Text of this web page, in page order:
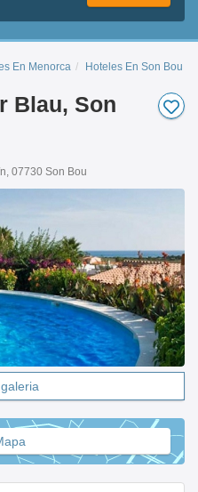
En Menorca Hoteles En Son Bou
Blau, Son
07730 Son Bou